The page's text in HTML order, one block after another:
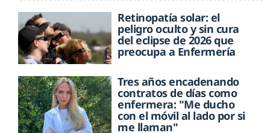
Retinopatía solar: el
peligro oculto y sin cura
del eclipse de 2026 que
preocupa a Enfermería
Tres años encadenando
contratos de días como
enfermera: "Me ducho
con el móvil al lado por si
me llaman"